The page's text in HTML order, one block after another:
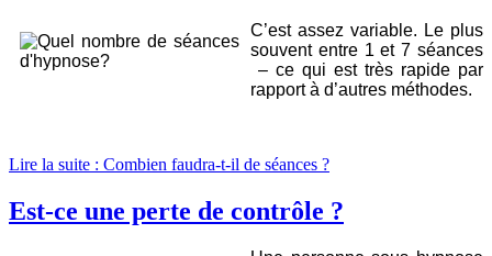
C’est assez variable. Le plus
souvent entre 1 et 7 séances
– ce qui est très rapide par
rapport à d’autres méthodes.
Lire la suite : Combien faudra-t-il de séances ?
Est-ce une perte de contrôle ?